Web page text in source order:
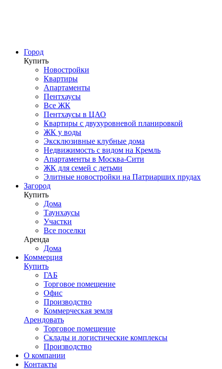
Город
Купить
Новостройки
Квартиры
Апартаменты
Пентхаусы
Все ЖК
Пентхаусы в ЦАО
Квартиры с двухуровневой планировкой
ЖК у воды
Эксклюзивные клубные дома
Недвижимость с видом на Кремль
Апартаменты в Москва-Сити
ЖК для семей с детьми
Элитные новостройки на Патриарших прудах
Загород
Купить
Дома
Таунхаусы
Участки
Все поселки
Аренда
Дома
Коммерция
Купить
ГАБ
Торговое помещение
Офис
Производство
Коммерческая земля
Арендовать
Торговое помещение
Склады и логистические комплексы
Производство
О компании
Контакты